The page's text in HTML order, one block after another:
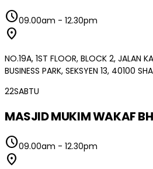
schedule09.00am - 12.30pm
location_on
NO.19A, 1ST FLOOR, BLOCK 2, JALAN
BUSINESS PARK, SEKSYEN 13, 40100
22SABTU
MASJID MUKIM WAKAF
schedule09.00am - 12.30pm
location_on